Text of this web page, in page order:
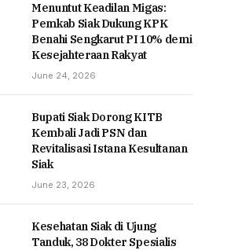
Menuntut Keadilan Migas:
Pemkab Siak Dukung KPK
Benahi Sengkarut PI 10% demi
Kesejahteraan Rakyat
June 24, 2026
Bupati Siak Dorong KITB
Kembali Jadi PSN dan
Revitalisasi Istana Kesultanan
Siak
June 23, 2026
Kesehatan Siak di Ujung
Tanduk, 38 Dokter Spesialis